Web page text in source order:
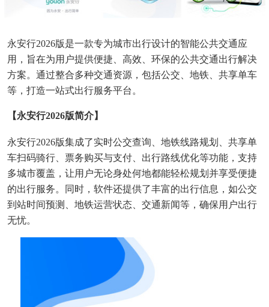
永安行2026版是一款专为城市出行设计的智能公共交通应
用，旨在为用户提供便捷、高效、环保的公共交通出行解决
方案。通过整合多种交通资源，包括公交、地铁、共享单车
等，打造一站式出行服务平台。
【永安行2026版简介】
永安行2026版集成了实时公交查询、地铁线路规划、共享单
车扫码骑行、票务购买与支付、出行路线优化等功能，支持
多城市覆盖，让用户无论身处何地都能轻松规划并享受便捷
的出行服务。同时，软件还提供了丰富的出行信息，如公交
到站时间预测、地铁运营状态、交通新闻等，确保用户出行
无忧。